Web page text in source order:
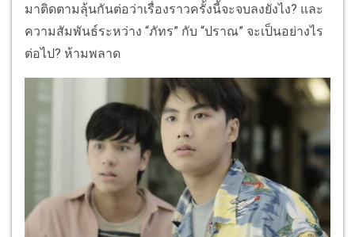
มาติดตามลุ้นกันต่อว่าเรื่องราวครั้งนี้จะจบลงยังไง? และ
ความสัมพันธ์ระหว่าง “ภัทร” กับ “ปราณ” จะเป็นอย่างไร
ต่อไป? ห้ามพลาด